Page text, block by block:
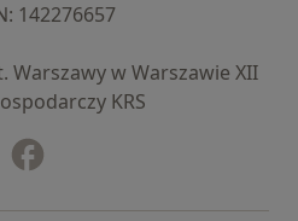
⁠142276657
Warszawy w Warszawie XII
KRS